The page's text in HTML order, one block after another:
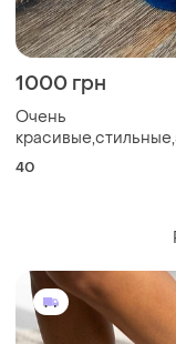
1000 грн
Очень
туфли на удобном
40